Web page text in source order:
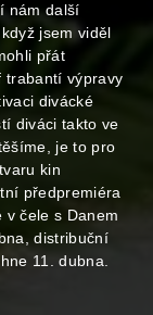
nám další
jsem viděl
přát
trabantí výpravy
divácké
diváci takto ve
je to pro
kin
předpremiéra
v čele s Danem
distribuční
11. dubna.